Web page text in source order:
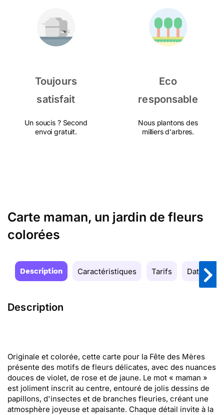
Toujours
satisfait
Un soucis ? Second
envoi gratuit.
Eco
responsable
Nous plantons des
milliers d'arbres.
Carte maman, un jardin de fleurs
colorées
Description Caractéristiques Tarifs Date de
Description
Originale et colorée, cette carte pour la Fête des Mères
présente des motifs de fleurs délicates, avec des nuances
douces de violet, de rose et de jaune. Le mot « maman »
est joliment inscrit au centre, entouré de jolis dessins de
papillons, d'insectes et de branches fleuries, créant une
atmosphère joyeuse et apaisante. Chaque détail invite à la